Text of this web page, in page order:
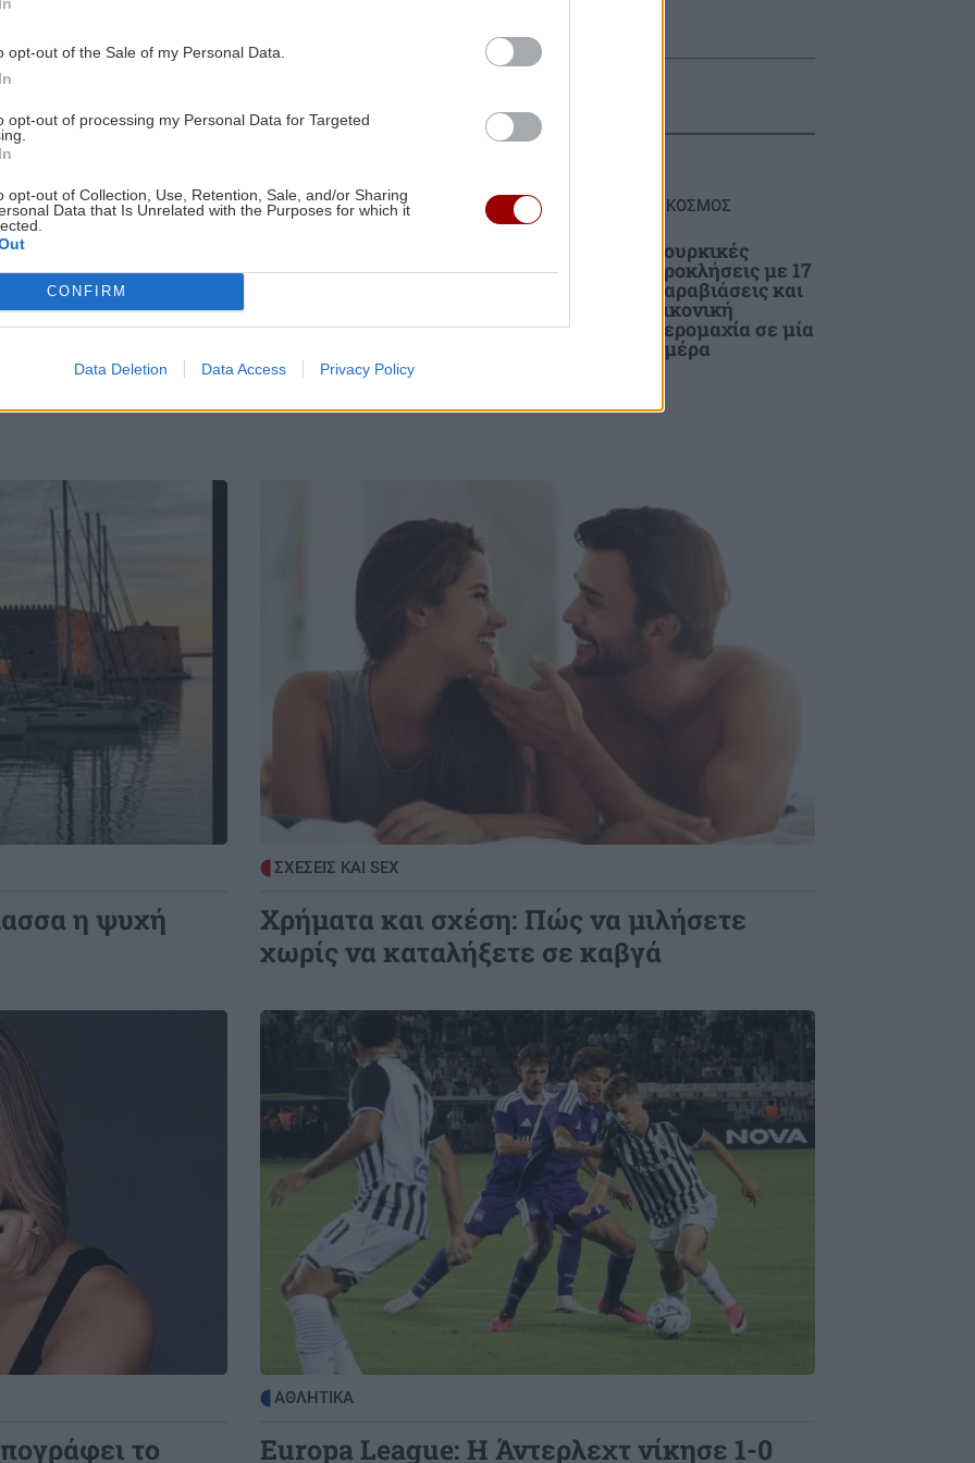
opt-out of the Sale of my Personal Data.
opt-out of processing my Personal Data for Targeted
opt-out of Collection, Use, Retention, Sale, and/or Sharing
Data that Is Unrelated with the Purposes for which it
CONFIRM
Data Deletion Data Access Privacy Policy
0
εξοικονομήσει ενέργεια
21:43
ΕΛΛΑΔΑ
ΟΦΗ: Πολύ κοντά στην απόκτηση του
Σαναμπρία
21:31
ΕΠΙΣΤΗΜΗ
θέτουν σε κίνδυνο τον αέρα σε
21:22
ΟΙΚΟΝΟΜΙΑ
Χρέη στις Τράπεζες: Έτσι μπορείτε να
τα βλέπετε online & σε μηνιαία βάση
21:13
Πόλεμος Ρωσίας-Ουκρανίας: Η Ρωσία
τελευταίο 24ωρο
21:00
GOSSIP - LIFESTYLE
Κώστας Σαμαράς: Η οικογενειακή
φωτογραφία με την αδελφή του για
ΕΛΛΑΔΑ
είναι άρνηση,
αλλά επιφύλαξη»
-Γιατί ο 26χρονος
Αφγανός
σιωπή στην
ΚΡΗΤΗ
Συναγερμός για
κοντά σε οικισμό
ΚΟΣΜΟΣ
Τουρκικές
προκλήσεις με 17
παραβιάσεις και
εικονική
αερομαχία σε μία
ημέρα
η ψυχή
ΣΧΕΣΕΙΣ ΚΑΙ SEX
Χρήματα και σχέση: Πώς να μιλήσετε
χωρίς να καταλήξετε σε καβγά
το
Image
ΑΘΛΗΤΙΚΑ
Europa League: Η Άντερλεχτ νίκησε 1-0